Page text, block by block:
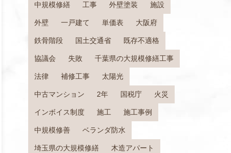
中規模修繕 工事 外壁塗装 施設
外壁 一戸建て 単価表 大阪府
鉄骨階段 国土交通省 既存不適格
協議会 失敗 千葉県の大規模修繕工事
法律 補修工事 太陽光
中古マンション 2年 国税庁 火災
インボイス制度 施工 施工事例
中規模修善 ベランダ防水
埼玉県の大規模修繕 木造アパート